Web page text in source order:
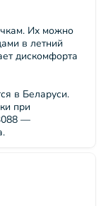
Их можно
в летний
дискомфорта
в Беларуси.
при
—